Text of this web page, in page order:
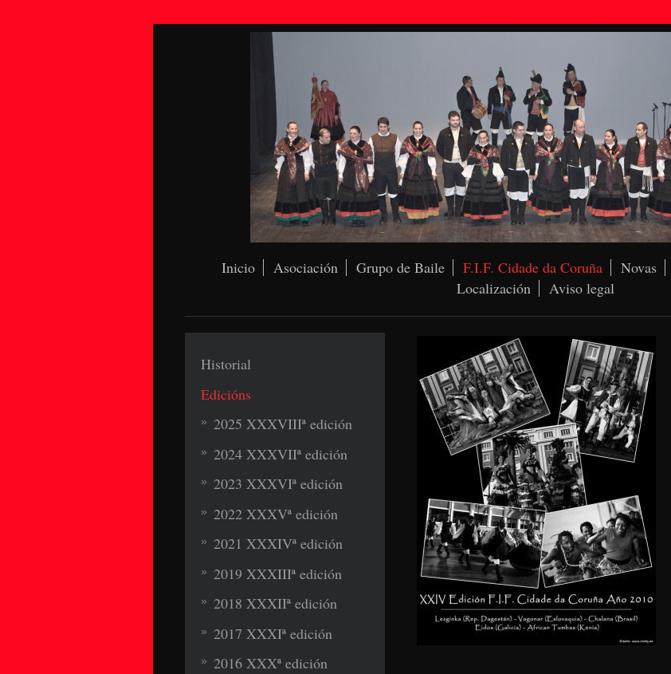
Inicio Asociación Grupo de Baile F.I.F. Cidade da Coruña Novas
Localización
Aviso legal
Historial
Edicións
2025 XXXVIIIª edición
2024 XXXVIIª edición
2023 XXXVIª edición
2022 XXXVª edición
2021 XXXIVª edición
2019 XXXIIIª edición
2018 XXXIIª edición
2017 XXXIª edición
2016 XXXª edición